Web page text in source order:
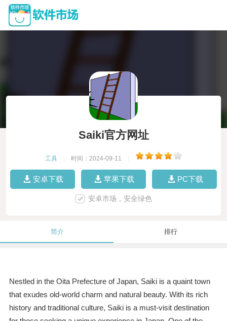
Saiki官方网址
工具 时间：2024-09-11
安卓下载 苹果下载 PC下载
安卓市场，安全绿色
简介 排行
Nestled in the Oita Prefecture of Japan, Saiki is a quaint town
that exudes old-world charm and natural beauty. With its rich
history and traditional culture, Saiki is a must-visit destination